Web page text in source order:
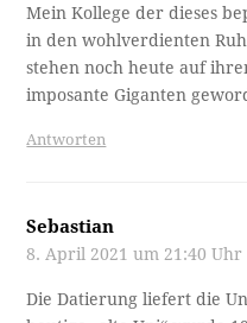
Mein Kollege der dieses
in den wohlverdienten
stehen noch heute auf
imposante Giganten
Antworten
Sebastian
8. April 2021 um 21:40 Uhr
Die Datierung liefert die